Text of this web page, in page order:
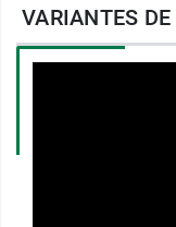
Les autres
base, xylitol,
VARIANTES DE